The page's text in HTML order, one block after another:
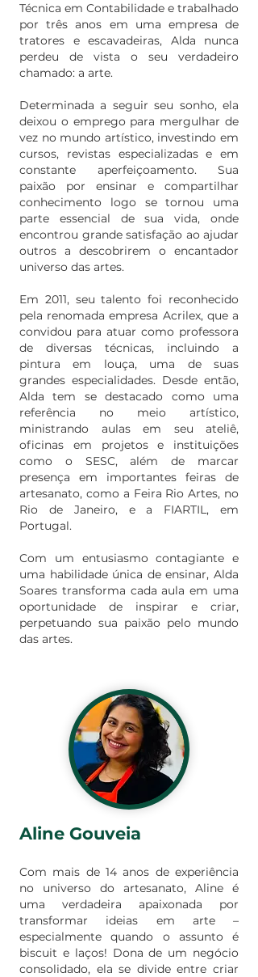
Técnica em Contabilidade e trabalhado
por três anos em uma empresa de
tratores e escavadeiras, Alda nunca
perdeu de vista o seu verdadeiro
chamado: a arte.
Determinada a seguir seu sonho, ela
deixou o emprego para mergulhar de
vez no mundo artístico, investindo em
cursos, revistas especializadas e em
constante aperfeiçoamento. Sua
paixão por ensinar e compartilhar
conhecimento logo se tornou uma
parte essencial de sua vida, onde
encontrou grande satisfação ao ajudar
outros a descobrirem o encantador
universo das artes.
Em 2011, seu talento foi reconhecido
pela renomada empresa Acrilex, que a
convidou para atuar como professora
de diversas técnicas, incluindo a
pintura em louça, uma de suas
grandes especialidades. Desde então,
Alda tem se destacado como uma
referência no meio artístico,
ministrando aulas em seu ateliê,
oficinas em projetos e instituições
como o SESC, além de marcar
presença em importantes feiras de
artesanato, como a Feira Rio Artes, no
Rio de Janeiro, e a FIARTIL, em
Portugal.
Com um entusiasmo contagiante e
uma habilidade única de ensinar, Alda
Soares transforma cada aula em uma
oportunidade de inspirar e criar,
perpetuando sua paixão pelo mundo
das artes.
Aline Gouveia
Com mais de 14 anos de experiência
no universo do artesanato, Aline é
uma verdadeira apaixonada por
transformar ideias em arte –
especialmente quando o assunto é
biscuit e laços! Dona de um negócio
consolidado, ela se divide entre criar